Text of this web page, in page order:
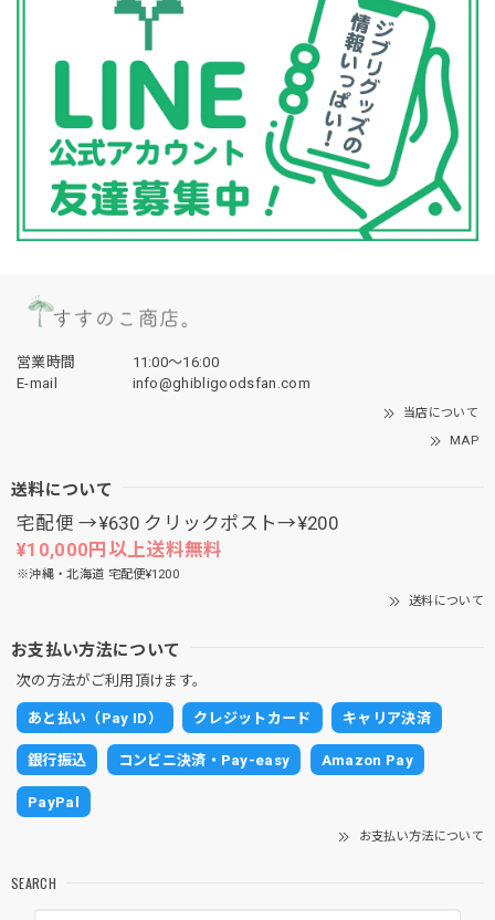
営業時間
11:00〜16:00
E-mail
info@ghibligoodsfan.com
当店について
MAP
送料について
宅配便 →¥630 クリックポスト→¥200
¥10,000円以上送料無料
※沖縄・北海道 宅配便¥1200
送料について
お支払い方法について
次の方法がご利用頂けます。
あと払い（Pay ID） クレジットカード キャリア決済
銀行振込 コンビニ決済・Pay-easy Amazon Pay
PayPal
お支払い方法について
SEARCH